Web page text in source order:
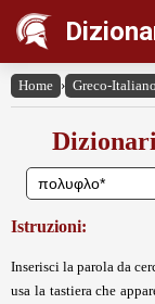
Home › Greco-Italiano
Istruzioni:
Inserisci la parola da
usa la tastiera che